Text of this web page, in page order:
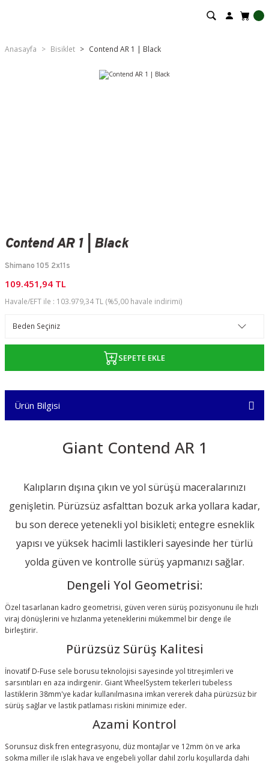
Anasayfa Bisiklet Contend AR 1 | Black
Contend AR 1 | Black
Shimano 105 2x11s
109.451,94 TL
Havale/EFT ile : 103.979,34 TL (%5,00 havale indirimi)
SEPETE EKLE
Ürün Bilgisi
Giant Contend AR 1
Kalıpların dışına çıkın ve yol sürüşü maceralarınızı
genişletin. Pürüzsüz asfalttan bozuk arka yollara kadar,
bu son derece yetenekli yol bisikleti; entegre esneklik
yapısı ve yüksek hacimli lastikleri sayesinde her türlü
yolda güven ve kontrolle sürüş yapmanızı sağlar.
Dengeli Yol Geometrisi:
Özel tasarlanan kadro geometrisi, güven veren sürüş pozisyonunu ile hızlı
viraj dönüşlerini ve hızlanma yeteneklerini mükemmel bir denge ile
birleştirir.
Pürüzsüz Sürüş Kalitesi
İnovatif D-Fuse sele borusu teknolojisi sayesinde yol titreşimleri ve
sarsıntıları en aza indirgenir. Giant WheelSystem tekerleri tubeless
lastiklerin 38mm'ye kadar kullanılmasına imkan vererek daha pürüzsüz bir
sürüş sağlar ve lastik patlaması riskini minimize eder.
Azami Kontrol
Sorunsuz disk fren entegrasyonu, düz montajlar ve 12mm ön ve arka
sokma miller ile ıslak hava ve engebeli yollar dahil zorlu koşullarda dahi